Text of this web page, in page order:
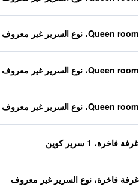
Queen room، نوع السرير غير معروف
Queen room، نوع السرير غير معروف
Queen room، نوع السرير غير معروف
غرفة فاخرة، 1 سرير كوين
غرفة فاخرة، نوع السرير غير معروف